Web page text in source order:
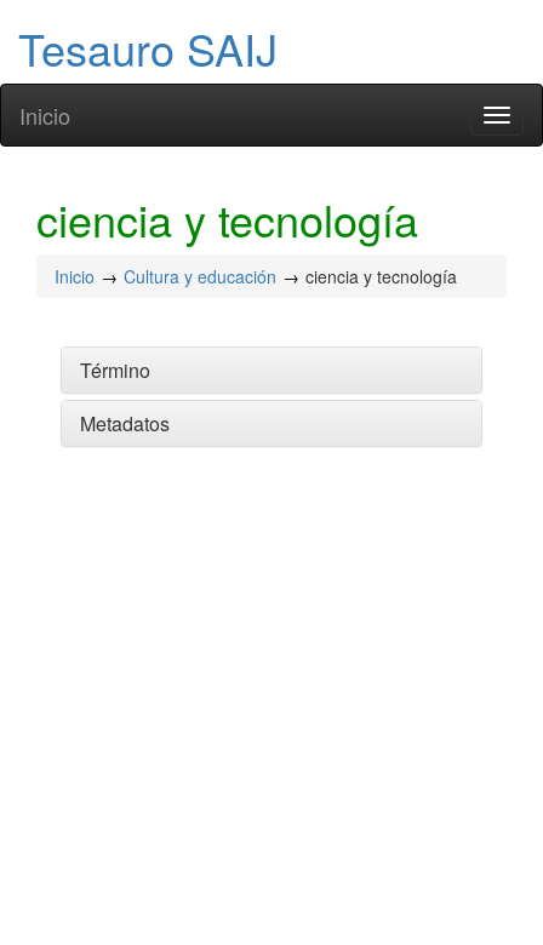
Tesauro SAIJ
Inicio
ciencia y tecnología
Inicio Cultura y educación ciencia y tecnología
Término
Metadatos